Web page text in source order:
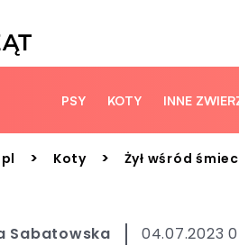
PSY KOTY INNE
> Koty > Żył wśród
Sabatowska 04.07.2023